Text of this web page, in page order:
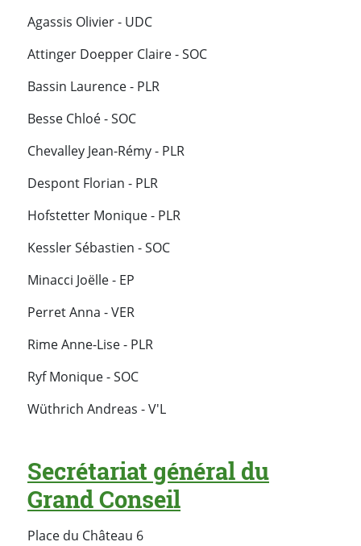
Agassis Olivier - UDC
Attinger Doepper Claire - SOC
Bassin Laurence - PLR
Besse Chloé - SOC
Chevalley Jean-Rémy - PLR
Despont Florian - PLR
Hofstetter Monique - PLR
Kessler Sébastien - SOC
Minacci Joëlle - EP
Perret Anna - VER
Rime Anne-Lise - PLR
Ryf Monique - SOC
Wüthrich Andreas - V'L
Secrétariat général du
Grand Conseil
Place du Château 6